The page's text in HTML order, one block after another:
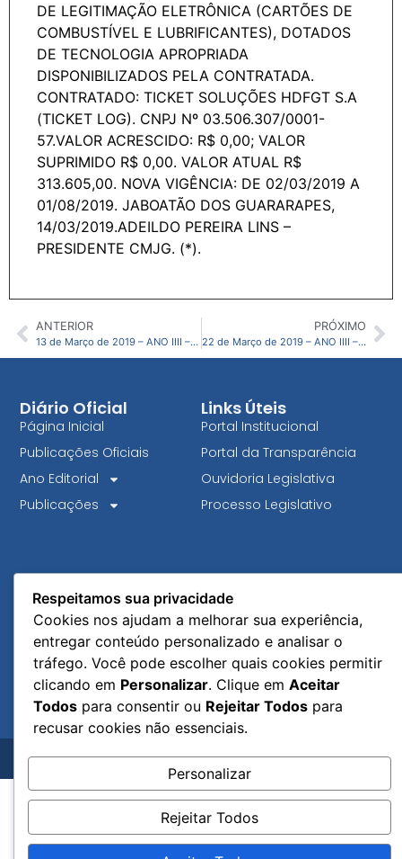
DE LEGITIMAÇÃO ELETRÔNICA (CARTÕES DE
COMBUSTÍVEL E LUBRIFICANTES), DOTADOS
DE TECNOLOGIA APROPRIADA
DISPONIBILIZADOS PELA CONTRATADA.
CONTRATADO: TICKET SOLUÇÕES HDFGT S.A
(TICKET LOG). CNPJ Nº 03.506.307/0001-
57.VALOR ACRESCIDO: R$ 0,00; VALOR
SUPRIMIDO R$ 0,00. VALOR ATUAL R$
313.605,00. NOVA VIGÊNCIA: DE 02/03/2019 A
01/08/2019. JABOATÃO DOS GUARARAPES,
14/03/2019.ADEILDO PEREIRA LINS –
PRESIDENTE CMJG. (*).
ANTERIOR
13 de Março de 2019 – ANO IIII – N09 – CMJG
PRÓXIMO
22 de Março de 2019 – ANO IIII – N11 – CMJG
Links Úteis
Portal Institucional
Portal da Transparência
Ouvidoria Legislativa
Processo Legislativo
Diário Oficial
Página Inicial
Publicações Oficiais
Ano Editorial
Publicações
Todos os direitos reservados.
Respeitamos sua privacidade
Cookies nos ajudam a melhorar sua experiência,
entregar conteúdo personalizado e analisar o
tráfego. Você pode escolher quais cookies permitir
clicando em Personalizar. Clique em Aceitar
Todos para consentir ou Rejeitar Todos para
recusar cookies não essenciais.
Personalizar
Rejeitar Todos